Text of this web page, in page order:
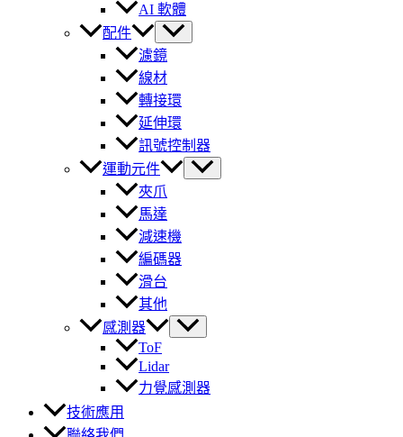
AI 軟體
配件
濾鏡
線材
轉接環
延伸環
訊號控制器
運動元件
夾爪
馬達
減速機
編碼器
滑台
其他
感測器
ToF
Lidar
力覺感測器
技術應用